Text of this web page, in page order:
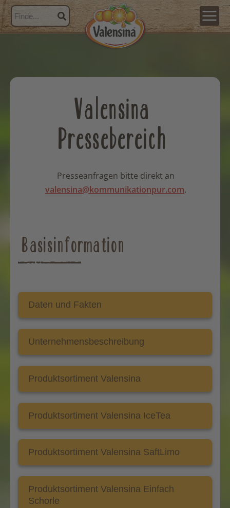
Valensina
Pressebereich
Presseanfragen bitte direkt an
valensina@kommunikationpur.com.
Basisinformation
Daten und Fakten
Unternehmensbeschreibung
Produktsortiment Valensina
Produktsortiment Valensina IceTea
Produktsortiment Valensina SaftLimo
Produktsortiment Valensina Einfach
Schorle